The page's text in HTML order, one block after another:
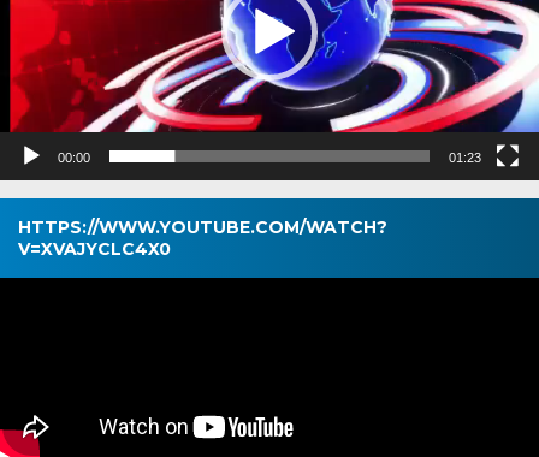
00:00 01:23
HTTPS://WWW.YOUTUBE.COM/WATCH?
V=XVAJYCLC4X0
Pemutar